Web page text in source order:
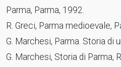
Parma, Parma, 1992.
R. Greci, Parma medioevale,
G. Marchesi, Parma. Storia di
G. Marchesi, Storia di Parma,